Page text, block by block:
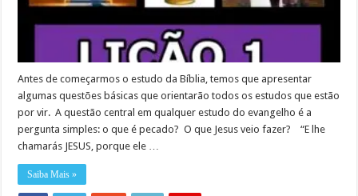
Antes de começarmos o estudo da Bíblia, temos que apresentar
algumas questões básicas que orientarão todos os estudos que estão
por vir. A questão central em qualquer estudo do evangelho é a
pergunta simples: o que é pecado? O que Jesus veio fazer? “E lhe
chamarás JESUS, porque ele …
Saiba Mais »